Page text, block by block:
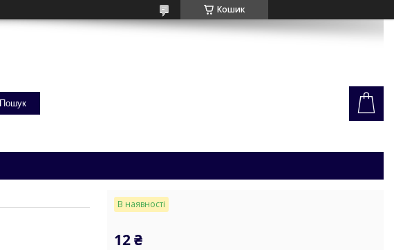
Кошик
Пошук
В наявності
12 ₴